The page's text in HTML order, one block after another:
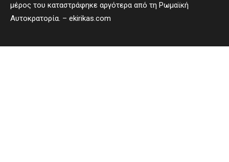
μέρος του καταστράφηκε αργότερα από τη Ρωμαϊκή
Αυτοκρατορία. – ekirikas.com